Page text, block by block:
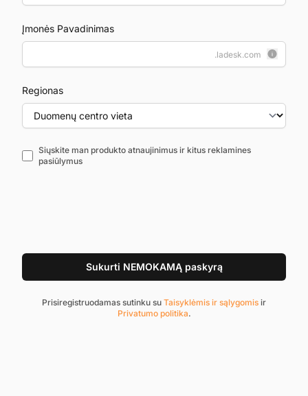
Įmonės Pavadinimas
.ladesk.com
Regionas
Siųskite man produkto atnaujinimus ir kitus reklamines
pasiūlymus
Sukurti NEMOKAMĄ paskyrą
Prisiregistruodamas sutinku su Taisyklėmis ir sąlygomis ir
Privatumo politika.